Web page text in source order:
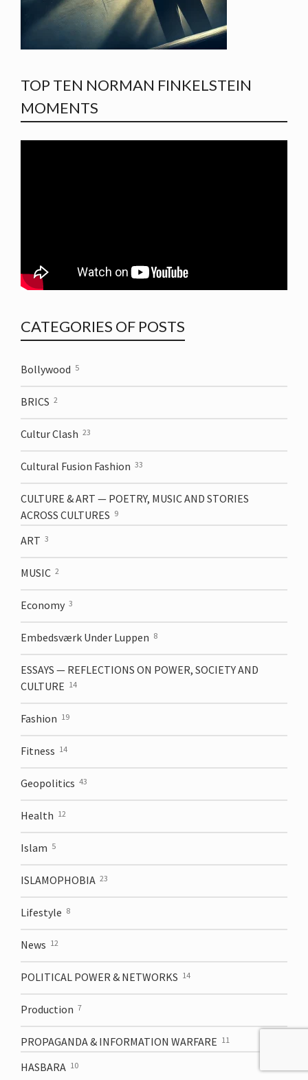
TOP TEN NORMAN FINKELSTEIN
MOMENTS
CATEGORIES OF POSTS
Bollywood 5
BRICS 2
Cultur Clash 23
Cultural Fusion Fashion 33
CULTURE & ART — POETRY, MUSIC AND STORIES
ACROSS CULTURES 9
ART 3
MUSIC 2
Economy 3
Embedsværk Under Luppen 8
ESSAYS — REFLECTIONS ON POWER, SOCIETY AND
CULTURE 14
Fashion 19
Fitness 14
Geopolitics 43
Health 12
Islam 5
ISLAMOPHOBIA 23
Lifestyle 8
News 12
POLITICAL POWER & NETWORKS 14
Production 7
PROPAGANDA & INFORMATION WARFARE 11
HASBARA 10